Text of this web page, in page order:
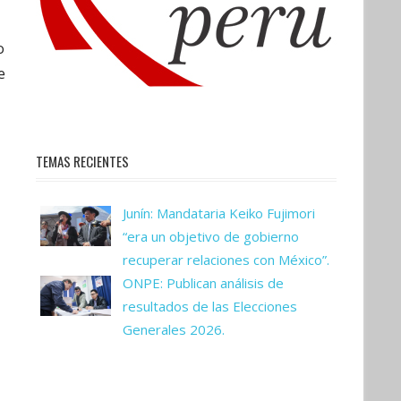
TEMAS RECIENTES
Junín: Mandataria Keiko Fujimori
“era un objetivo de gobierno
recuperar relaciones con México”.
ONPE: Publican análisis de
resultados de las Elecciones
Generales 2026.